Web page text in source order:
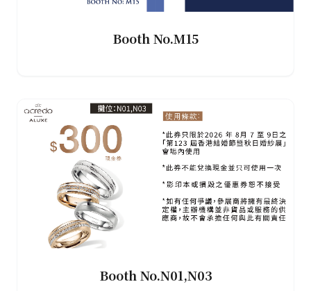
Booth No.M15
Booth No.N01,N03